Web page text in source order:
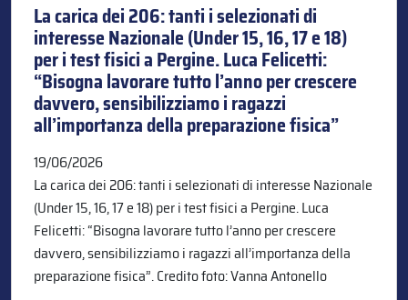
La carica dei 206: tanti i selezionati di
interesse Nazionale (Under 15, 16, 17 e 18)
per i test fisici a Pergine. Luca Felicetti:
“Bisogna lavorare tutto l’anno per crescere
davvero, sensibilizziamo i ragazzi
all’importanza della preparazione fisica”
19/06/2026
La carica dei 206: tanti i selezionati di interesse Nazionale
(Under 15, 16, 17 e 18) per i test fisici a Pergine. Luca
Felicetti: “Bisogna lavorare tutto l’anno per crescere
davvero, sensibilizziamo i ragazzi all’importanza della
preparazione fisica”. Credito foto: Vanna Antonello